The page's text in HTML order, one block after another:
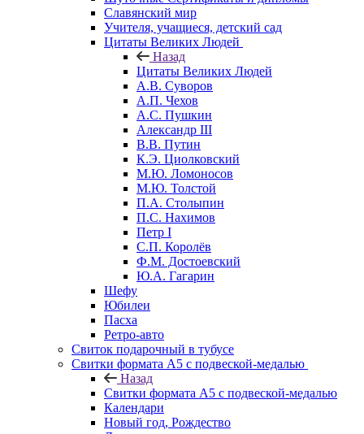
Славянский мир
Учителя, учащиеся, детский сад
Цитаты Великих Людей
Назад
Цитаты Великих Людей
А.В. Суворов
А.П. Чехов
А.С. Пушкин
Александр III
В.В. Путин
К.Э. Циолковский
М.Ю. Ломоносов
М.Ю. Толстой
П.А. Столыпин
П.С. Нахимов
Петр I
С.П. Королёв
Ф.М. Достоевский
Ю.А. Гагарин
Шефу
Юбилеи
Пасха
Ретро-авто
Свиток подарочный в тубусе
Свитки формата А5 с подвеской-медалью
Назад
Свитки формата А5 с подвеской-медалью
Календари
Новый год, Рождество